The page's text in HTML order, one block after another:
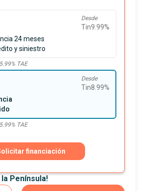
Desde
Tin9.99%
24 meses
y siniestro
5.99% TAE
Desde
Tin8.99%
5.99% TAE
financiación
la Península!